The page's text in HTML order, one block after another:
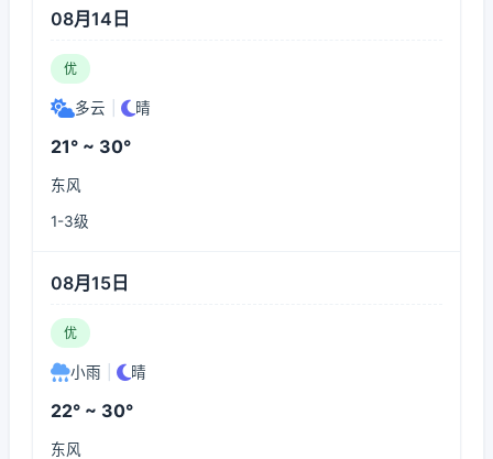
08月14日
优
多云 晴
21° ~ 30°
东风
1-3级
08月15日
优
小雨 晴
22° ~ 30°
东风